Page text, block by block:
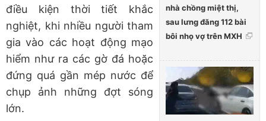
nhà chồng miệt thị,
sau lưng đăng 112 bài
bôi nhọ vợ trên MXH
điều kiện thời tiết khắc
nghiệt, khi nhiều người tham
gia vào các hoạt động mạo
hiểm như ra các gờ đá hoặc
đứng quá gần mép nước để
chụp ảnh những đợt sóng
lớn.